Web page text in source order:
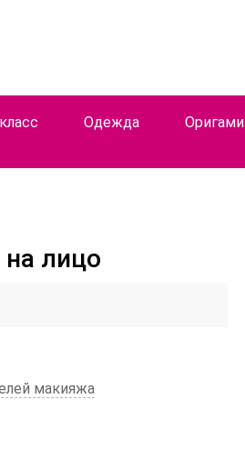
Одежда Оригами
лицо
макияжа